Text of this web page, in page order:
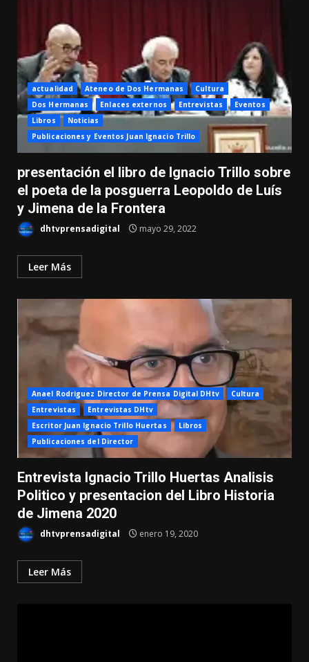
actualidad Ateneo de Dos Hermanas
Cultura
Dos Hermanas
Enlaces externos Entrevistas
Eventos
Libros
Noticias
Publicaciones y Eventos Juan Ignacio Trillo
presentación el libro de Ignacio Trillo sobre
el poeta de la posguerra Leopoldo de Luís
y Jimena de la Frontera
dhtvprensadigital mayo 29, 2022
Leer Más
Anael Rodriguez Director de Prensa Digital DHtv
Cultura
Entrevistas
Entrevistas DHtv
Escritor Juan Ignacio Trillo Huertas
Libros
Publicaciones del Director
Entrevista Ignacio Trillo Huertas Analisis
Politico y presentacion del Libro Historia
de Jimena 2020
dhtvprensadigital enero 19, 2020
Leer Más